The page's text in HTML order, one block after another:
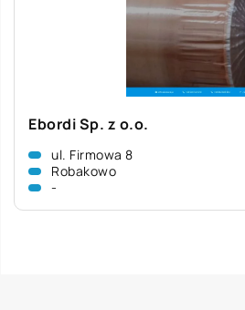
Ebordi Sp. z o.o.
ul. Firmowa 8
Robakowo
-